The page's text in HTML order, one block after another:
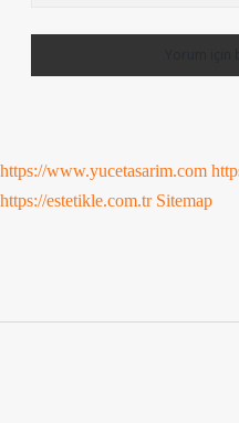
https://www.yucetasarim.com
https://estetikle.com.tr Sitemap